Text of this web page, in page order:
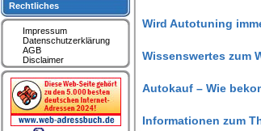
Wird Autotuning
Wissenswertes zum
Autokauf – Wie
Informationen zum
Rechtliches
Impressum
Datenschutzerklärung
AGB
Disclaimer